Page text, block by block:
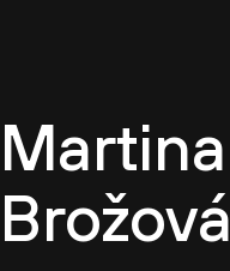
Martina
Brožová